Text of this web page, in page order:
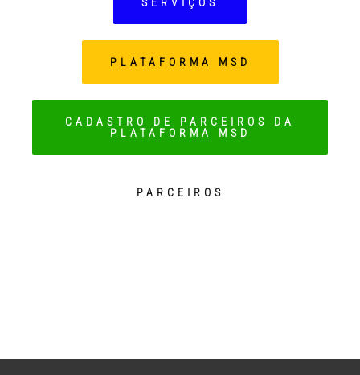
PLATAFORMA MSD
CADASTRO DE PARCEIROS DA
PLATAFORMA MSD
PARCEIROS